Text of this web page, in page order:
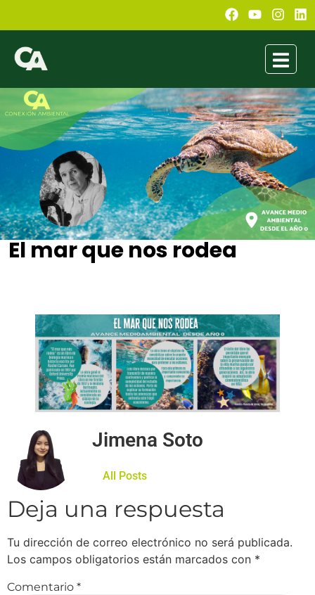
El mar que nos rodea
Jimena Soto
All Posts
Deja una respuesta
Tu dirección de correo electrónico no será publicada.
Los campos obligatorios están marcados con *
Comentario *